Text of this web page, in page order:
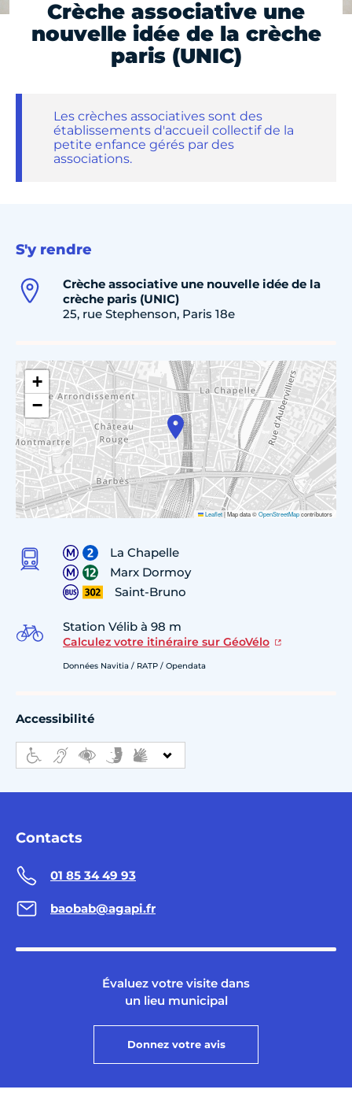
Crèche associative une
nouvelle idée de la crèche
paris (UNIC)
Les crèches associatives sont des
établissements d'accueil collectif de la
petite enfance gérés par des
associations.
S'y rendre
Crèche associative une nouvelle idée de la
crèche paris (UNIC)
25, rue Stephenson, Paris 18e
+
−
Leaflet|Map data ©OpenStreetMapcontributors
La Chapelle
Marx Dormoy
Saint-Bruno
Station Vélib à 98 m
Calculez votre itinéraire sur GéoVélo
Données Navitia / RATP / Opendata
Accessibilité
Contacts
01 85 34 49 93
baobab@agapi.fr
Évaluez votre visite dans
un lieu municipal
Donnez votre avis